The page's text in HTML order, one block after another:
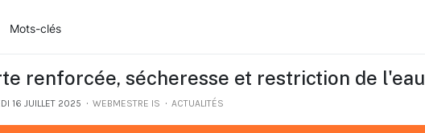
Mots-clés
renforcée, sécheresse et restriction de l'eau
16 JUILLET 2025 WEBMESTRE IS ACTUALITÉS